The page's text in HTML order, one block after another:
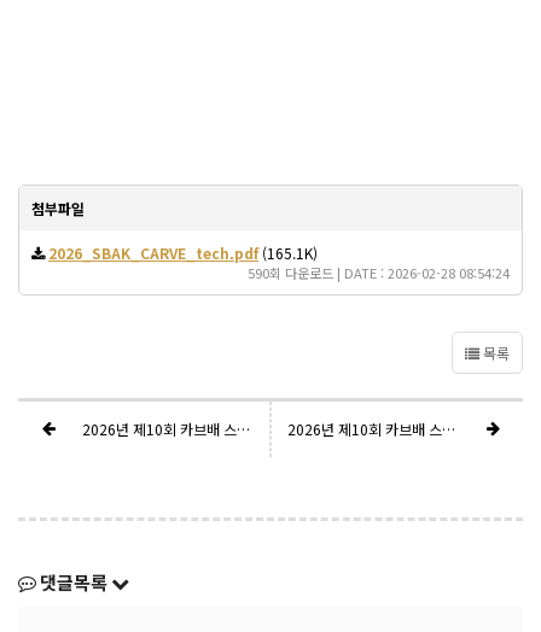
첨부파일
2026_SBAK_CARVE_tech.pdf(165.1K)
590회 다운로드 | DATE : 2026-02-28 08:54:24
목록
2026년 제10회 카브배 스키기술선수권대회 1일차 경기결과 2026년 제10회 카브배 스키 기술선수권대회 공지사항
댓글목록